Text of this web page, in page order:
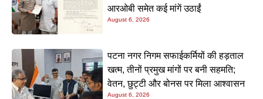
आरओबी समेत कई मांगें उठाईं
August 6, 2026
पटना नगर निगम सफाईकर्मियों की हड़ताल
खत्म, तीनों प्रमुख मांगों पर बनी सहमति;
वेतन, छुट्टी और बोनस पर मिला आश्वासन
August 6, 2026